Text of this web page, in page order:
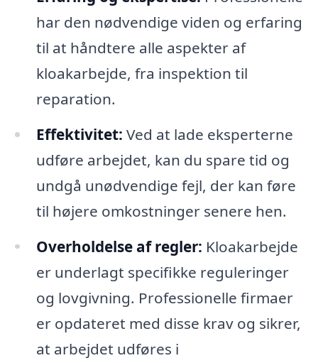
har den nødvendige viden og erfaring
til at håndtere alle aspekter af
kloakarbejde, fra inspektion til
reparation.
Effektivitet: Ved at lade eksperterne
udføre arbejdet, kan du spare tid og
undgå unødvendige fejl, der kan føre
til højere omkostninger senere hen.
Overholdelse af regler: Kloakarbejde
er underlagt specifikke reguleringer
og lovgivning. Professionelle firmaer
er opdateret med disse krav og sikrer,
at arbejdet udføres i